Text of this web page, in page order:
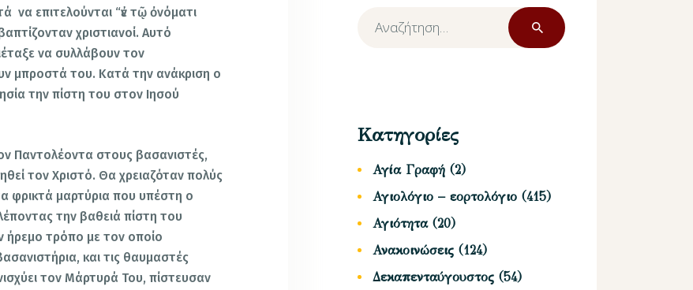
επιτελούνται “ἐν τῷ ὀνόματι
χριστιανοί. Αυτό
να συλλάβουν τον
μπροστά του. Κατά την ανάκριση ο
την πίστη του στον Ιησού
Παντολέοντα στους βασανιστές,
τον Χριστό. Θα χρειαζόταν πολύς
φρικτά μαρτύρια που υπέστη ο
την βαθειά πίστη του
ήρεμο τρόπο με τον οποίο
και τις θαυμαστές
τον Μάρτυρά Του, πίστευσαν
Αναζήτηση
για:
Κατηγορίες
Αγία Γραφή (2)
Αγιολόγιο – εορτολόγιο (415)
Αγιότητα(20)
Ανακοινώσεις (124)
Δεκαπενταύγουστος (54)